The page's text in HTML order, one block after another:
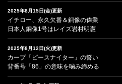
2025年8月15日(金)更新
イチロー、永久欠番＆銅像の偉業
日本人銅像1号はレイズ岩村明憲
2025年8月12日(火)更新
カープ「ピースナイター」の誓い
背番号「86」の意味を噛み締める